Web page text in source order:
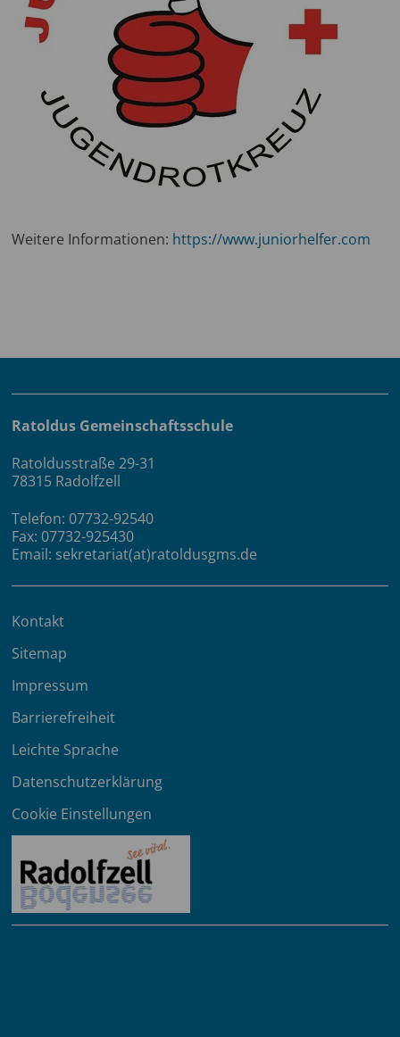
Weitere Informationen: https://www.juniorhelfer.com
Ratoldus Gemeinschaftsschule
Ratoldusstraße 29-31
78315 Radolfzell
Telefon: 07732-92540
Fax: 07732-925430
Email: sekretariat(at)ratoldusgms.de
Kontakt
Sitemap
Impressum
Barrierefreiheit
Leichte Sprache
Datenschutzerklärung
Cookie Einstellungen